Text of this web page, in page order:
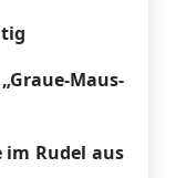
Maus-
im Rudel aus